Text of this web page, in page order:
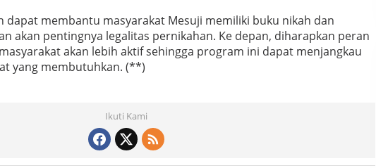
dapat membantu masyarakat Mesuji memiliki buku nikah dan
akan pentingnya legalitas pernikahan. Ke depan, diharapkan peran
akan lebih aktif sehingga program ini dapat menjangkau
yang membutuhkan. (**)
Ikuti Kami